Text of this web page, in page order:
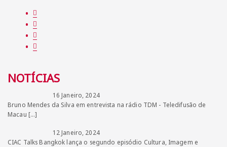
NOTÍCIAS
16 Janeiro, 2024
Bruno Mendes da Silva em entrevista na rádio TDM - Teledifusão de
Macau […]
12 Janeiro, 2024
CIAC Talks Bangkok lança o segundo episódio Cultura, Imagem e